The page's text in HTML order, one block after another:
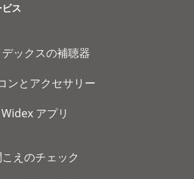
ス
デックスの補聴器
ンとアクセサリー
Widex アプリ
えのチェック